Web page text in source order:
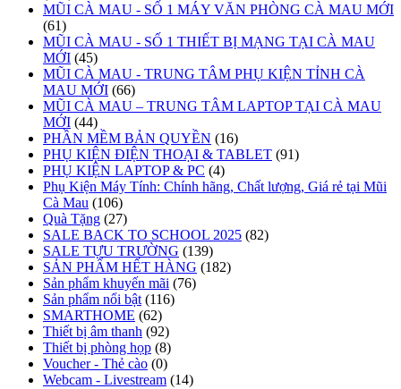
MŨI CÀ MAU - SỐ 1 MÁY VĂN PHÒNG CÀ MAU MỚI
(61)
MŨI CÀ MAU - SỐ 1 THIẾT BỊ MẠNG TẠI CÀ MAU
MỚI (45)
MŨI CÀ MAU - TRUNG TÂM PHỤ KIỆN TỈNH CÀ
MAU MỚI (66)
MŨI CÀ MAU – TRUNG TÂM LAPTOP TẠI CÀ MAU
MỚI (44)
PHẦN MỀM BẢN QUYỀN (16)
PHỤ KIỆN ĐIỆN THOẠI & TABLET (91)
PHỤ KIỆN LAPTOP & PC (4)
Phụ Kiện Máy Tính: Chính hãng, Chất lượng, Giá rẻ tại Mũi
Cà Mau (106)
Quà Tặng (27)
SALE BACK TO SCHOOL 2025 (82)
SALE TỰU TRƯỜNG (139)
SẢN PHẨM HẾT HÀNG (182)
Sản phẩm khuyến mãi (76)
Sản phẩm nổi bật (116)
SMARTHOME (62)
Thiết bị âm thanh (92)
Thiết bị phòng họp (8)
Voucher - Thẻ cào (0)
Webcam - Livestream (14)